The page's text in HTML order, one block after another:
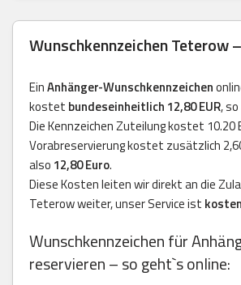
Wunschkennzeichen Teterow
EinAnhänger-Wunschkennzeichen
kostet bundeseinheitlich 12,80 EUR,
Die Kennzeichen Zuteilung kostet 10.20
Vorabreservierung kostet zusätzlich
also 12,80 Euro.
Diese Kosten leiten wir direkt an die
Teterow weiter, unser Service ist
Wunschkennzeichen für
reservieren – so geht`s online: